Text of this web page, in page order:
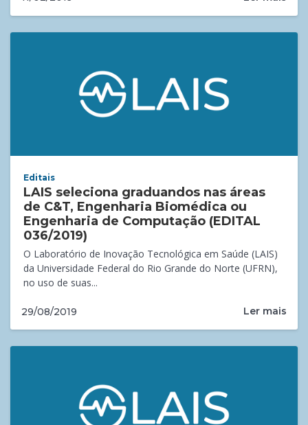
Editais
LAIS seleciona graduandos nas áreas
de C&T, Engenharia Biomédica ou
Engenharia de Computação (EDITAL
036/2019)
O Laboratório de Inovação Tecnológica em Saúde (LAIS)
da Universidade Federal do Rio Grande do Norte (UFRN),
no uso de suas...
29/08/2019 Ler mais